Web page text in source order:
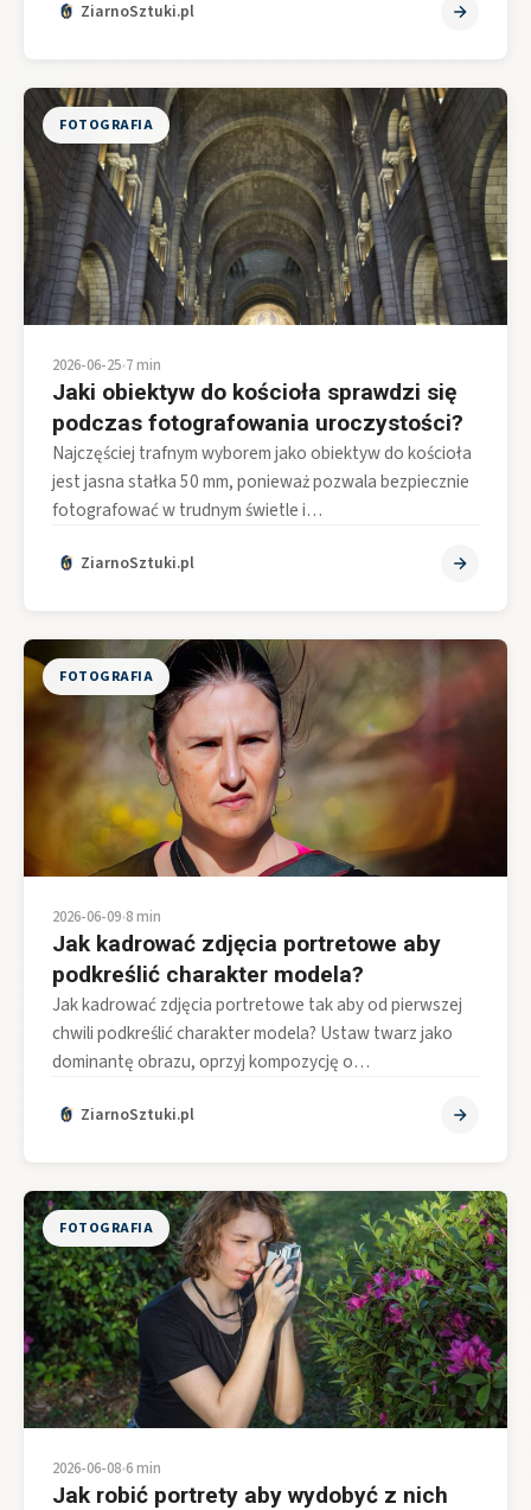
ZiarnoSztuki.pl
FOTOGRAFIA
2026-06-25•7 min
Jaki obiektyw do kościoła sprawdzi się
podczas fotografowania uroczystości?
Najczęściej trafnym wyborem jako obiektyw do kościoła
jest jasna stałka 50 mm, ponieważ pozwala bezpiecznie
fotografować w trudnym świetle i…
ZiarnoSztuki.pl
FOTOGRAFIA
2026-06-09•8 min
Jak kadrować zdjęcia portretowe aby
podkreślić charakter modela?
Jak kadrować zdjęcia portretowe tak aby od pierwszej
chwili podkreślić charakter modela? Ustaw twarz jako
dominantę obrazu, oprzyj kompozycję o…
ZiarnoSztuki.pl
FOTOGRAFIA
2026-06-08•6 min
Jak robić portrety aby wydobyć z nich